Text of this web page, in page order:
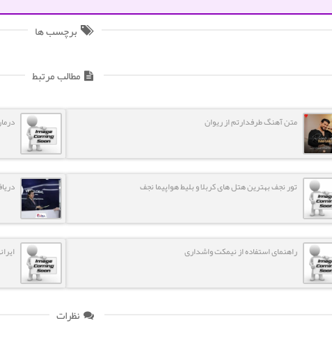
برچسب ها
مطالب مرتبط
متن آهنگ طرفدارتم از ریوان
تور نجف بهترین هتل های کربلا و بلیط هواپیما نجف
راهنمای استفاده از نیمکت واشداری
نظرات